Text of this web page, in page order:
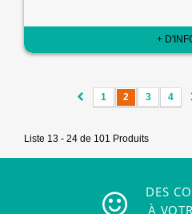
+
1 2 3 4
Liste 13 - 24 de 101 Produits
DES
À